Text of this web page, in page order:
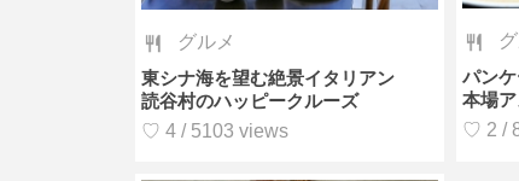
グルメ
東シナ海を望む絶景イタリアン
読谷村のハッピークルーズ
♡ 4 / 5103 views
パン
本場
♡ 2 /